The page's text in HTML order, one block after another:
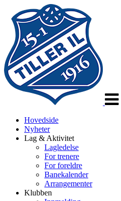
Hovedside
Nyheter
Lag & Aktivitet
Lagledelse
For trenere
For foreldre
Banekalender
Arrangementer
Klubben